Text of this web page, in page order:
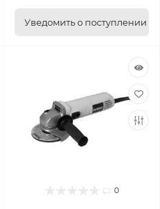
Уведомить о поступлении
0